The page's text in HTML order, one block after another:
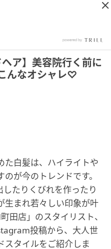
ア】美容院行く前に
んなオシャレ♡
た白髪は、ハイライトや
が今のトレンドです。
たりくびれを作ったり
生まれ若々しい印象が叶
田店」のスタイリスト、
投稿から、大人世
スタイルをご紹介しま